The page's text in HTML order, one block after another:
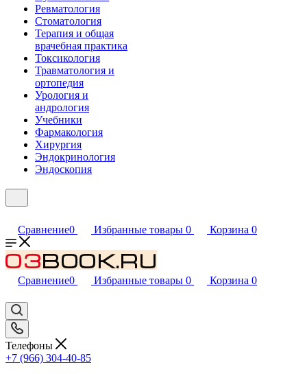
Ревматология
Стоматология
Терапия и общая
врачебная практика
Токсикология
Травматология и
ортопедия
Урология и
андрология
Учебники
Фармакология
Хирургия
Эндокринология
Эндоскопия
Сравнение0 Избранные товары 0 Корзина 0
Сравнение0 Избранные товары 0 Корзина 0
Телефоны
+7 (966) 304-40-85